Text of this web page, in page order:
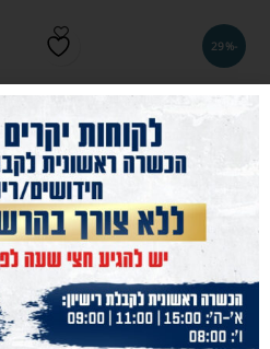
-29%
SOLD
OUT
מתאם קבוע לפנס PLS